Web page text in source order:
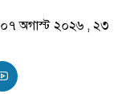
০৭ অগাস্ট ২০২৬ ,২৩